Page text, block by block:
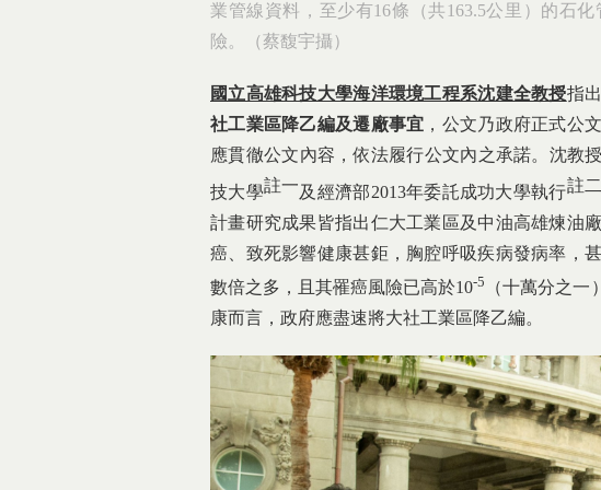
業管線資料，至少有16條（共163.5公里）的石
險。（蔡馥宇攝）
國立高雄科技大學海洋環境工程系沈建全教授指出
社工業區降乙編及遷廠事宜 ，公文乃政府正式公
應貫徹公文內容，依法履行公文內之承諾。沈教
技大學註一及經濟部2013年委託成功大學執行註二
計畫研究成果皆指出仁大工業區及中油高雄煉油
癌、致死影響健康甚鉅，胸腔呼吸疾病發病率，
數倍之多，且其罹癌風險已高於10-5
（十萬分之
康而言，政府應盡速將大社工業區降乙編。